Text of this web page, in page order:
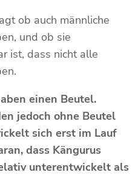
ob auch männliche
und ob sie
ist, dass nicht alle
einen Beutel.
jedoch ohne Beutel
sich erst im Lauf
dass Kängurus
unterentwickelt als